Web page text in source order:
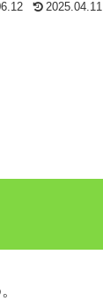
2025.04.11